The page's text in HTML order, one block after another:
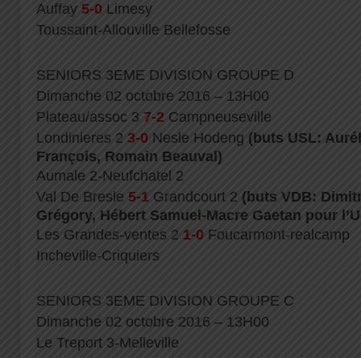
Auffay 5-0 Limesy
Toussaint-Allouville Bellefosse
SENIORS 3EME DIVISION GROUPE D
Dimanche 02 octobre 2016 – 13H00
Plateau/assoc 3 7-2 Campneuseville
Londinieres 2 3-0 Nesle Hodeng (buts USL:
François, Romain Beauval)
Aumale 2-Neufchatel 2
Val De Bresle 5-1 Grandcourt 2 (buts VDB:
Grégory, Hébert Samuel-Macre Gaetan pour
Les Grandes-ventes 2 1-0 Foucarmont-realcamp
Incheville-Criquiers
SENIORS 3EME DIVISION GROUPE C
Dimanche 02 octobre 2016 – 13H00
Le Treport 3-Melleville